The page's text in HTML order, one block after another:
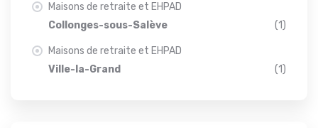
Maisons de retraite et EHPAD
Collonges-sous-Salève
(1)
Maisons de retraite et EHPAD
Ville-la-Grand
(1)